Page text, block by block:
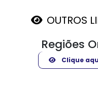
OUTROS
Regiões
Clique